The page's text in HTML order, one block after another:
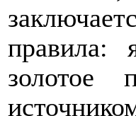
правила:
золотое